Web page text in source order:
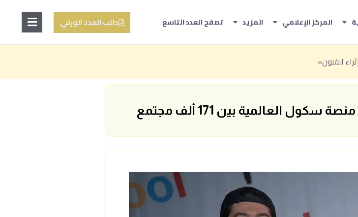
المركز الإعلامي المزيد تصفح العدد التاسع طلب العدد الورقي
والفن
2026
العالمية بين 171 ألف مجتمع